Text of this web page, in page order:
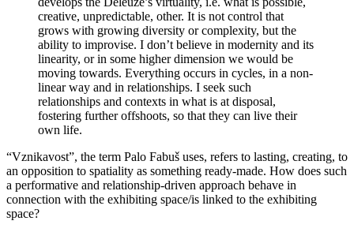
creative, unpredictable, other. It is not control that
grows with growing diversity or complexity, but the
ability to improvise. I don’t believe in modernity and its
linearity, or in some higher dimension we would be
moving towards. Everything occurs in cycles, in a non-
linear way and in relationships. I seek such
relationships and contexts in what is at disposal,
fostering further offshoots, so that they can live their
own life.
“Vznikavost”, the term Palo Fabuš uses, refers to lasting, creating, to
an opposition to spatiality as something ready-made. How does such
a performative and relationship-driven approach behave in
connection with the exhibiting space/is linked to the exhibiting
space?